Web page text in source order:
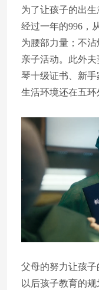
为了让孩子的出生
经过一年的996，
为腰部力量；不
亲子活动。此外
琴十级证书、新
生活环境还在五环
父母的努力让孩
以后孩子教育的